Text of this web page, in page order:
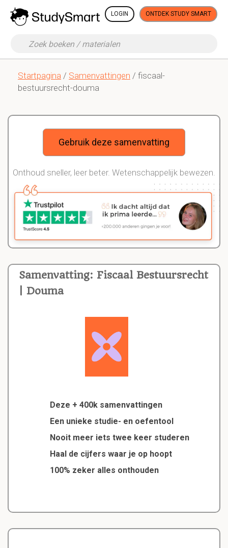
LOGIN ONTDEK STUDY SMART
Startpagina / Samenvattingen / fiscaal-
bestuursrecht-douma
Samenvatting: Fiscaal Bestuursrecht
| Douma
Deze + 400k samenvattingen
Een unieke studie- en oefentool
Nooit meer iets twee keer studeren
Haal de cijfers waar je op hoopt
100% zeker alles onthouden
Gebruik deze samenvatting
Onthoud sneller, leer beter. Wetenschappelijk bewezen.